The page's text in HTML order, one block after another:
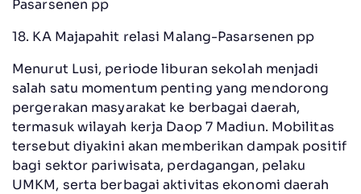
Pasarsenen pp
18. KA Majapahit relasi Malang-Pasarsenen pp
Menurut Lusi, periode liburan sekolah menjadi
salah satu momentum penting yang mendorong
pergerakan masyarakat ke berbagai daerah,
termasuk wilayah kerja Daop 7 Madiun. Mobilitas
tersebut diyakini akan memberikan dampak positif
bagi sektor pariwisata, perdagangan, pelaku
UMKM, serta berbagai aktivitas ekonomi daerah